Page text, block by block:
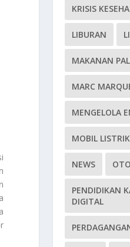
KRISIS
LIBURAN
MAKANAN
MARC
MENGELOLA
MOBIL LISTRIK
NEWS
PENDIDIKAN
DIGITAL